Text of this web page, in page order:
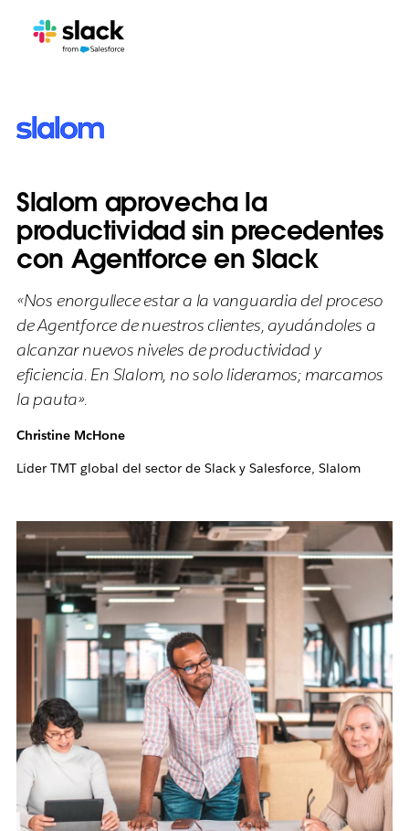
Slalom aprovecha la
productividad sin precedentes
con Agentforce en Slack
«Nos enorgullece estar a la vanguardia del proceso
de Agentforce de nuestros clientes, ayudándoles a
alcanzar nuevos niveles de productividad y
eficiencia. En Slalom, no solo lideramos; marcamos
la pauta».
Christine McHone
Líder TMT global del sector de Slack y Salesforce, Slalom